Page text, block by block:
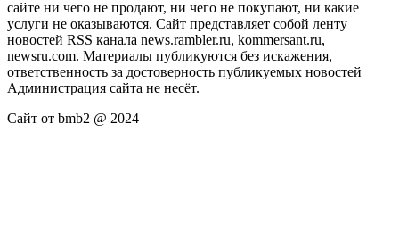
сайте ни чего не продают, ни чего не покупают, ни какие
услуги не оказываются. Сайт представляет собой ленту
новостей RSS канала news.rambler.ru, kommersant.ru,
newsru.com. Материалы публикуются без искажения,
ответственность за достоверность публикуемых новостей
Администрация сайта не несёт.
Сайт от bmb2 @ 2024